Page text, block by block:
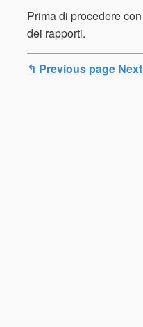
Prima di procedere
dei rapporti.
↰ Previous page